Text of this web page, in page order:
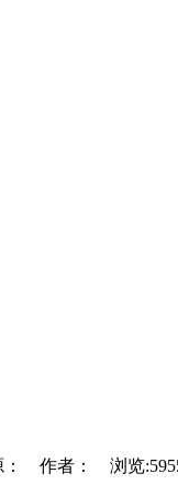
： 作者： 浏览